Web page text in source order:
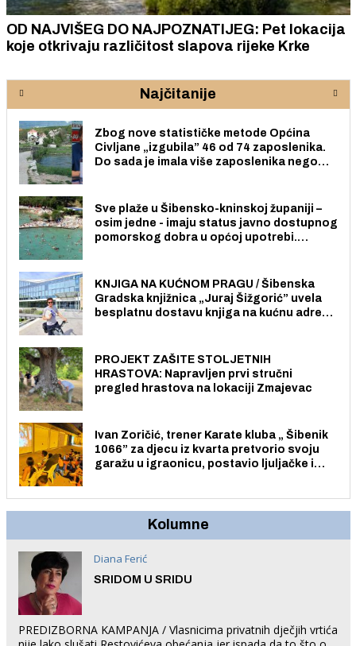
OD NAJVIŠEG DO NAJPOZNATIJEG: Pet lokacija
koje otkrivaju različitost slapova rijeke Krke
Najčitanije
Zbog nove statističke metode Općina
Civljane „izgubila” 46 od 74 zaposlenika.
Do sada je imala više zaposlenika nego
Sve plaže u Šibensko-kninskoj županiji –
osim jedne - imaju status javno dostupnog
pomorskog dobra u općoj upotrebi.
KNJIGA NA KUĆNOM PRAGU / Šibenska
Gradska knjižnica „Juraj Šižgorić” uvela
besplatnu dostavu knjiga na kućnu adresu
PROJEKT ZAŠITE STOLJETNIH
HRASTOVA: Napravljen prvi stručni
pregled hrastova na lokaciji Zmajevac
Ivan Zoričić, trener Karate kluba „ Šibenik
1066” za djecu iz kvarta pretvorio svoju
garažu u igraonicu, postavio ljuljačke i
Kolumne
Diana Ferić
SRIDOM U SRIDU
PREDIZBORNA KAMPANJA / Vlasnicima privatnih dječjih vrtića